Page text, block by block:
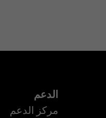
الدعم
مركز الدعم